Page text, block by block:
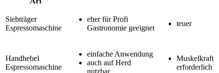
Siebträger
Espressomaschine
eher für Profi
Gastronomie geeignet
teuer
Handhebel
Espressomaschine
einfache Anwendung
auch auf Herd
Muskelkraft
erforderlich